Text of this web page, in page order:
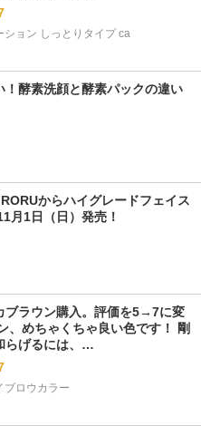
ション しっとりタイプ ca
！酵素洗顔と酵素パックの違い
からハイグレードフェイス
月1日（日）発売！
ブラウン購入。評価を5→7に変
、めちゃくちゃ良い色です！ 剛
らげるには、…
ブロウカラー